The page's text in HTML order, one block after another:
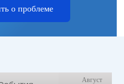
о проблеме
Август